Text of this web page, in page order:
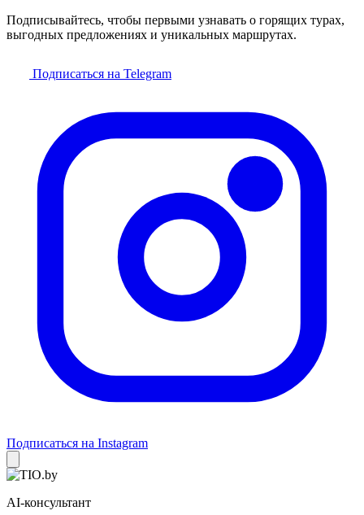
Подписывайтесь, чтобы первыми узнавать о горящих турах,
выгодных предложениях и уникальных маршрутах.
Подписаться на Telegram
Подписаться на Instagram
AI-консультант